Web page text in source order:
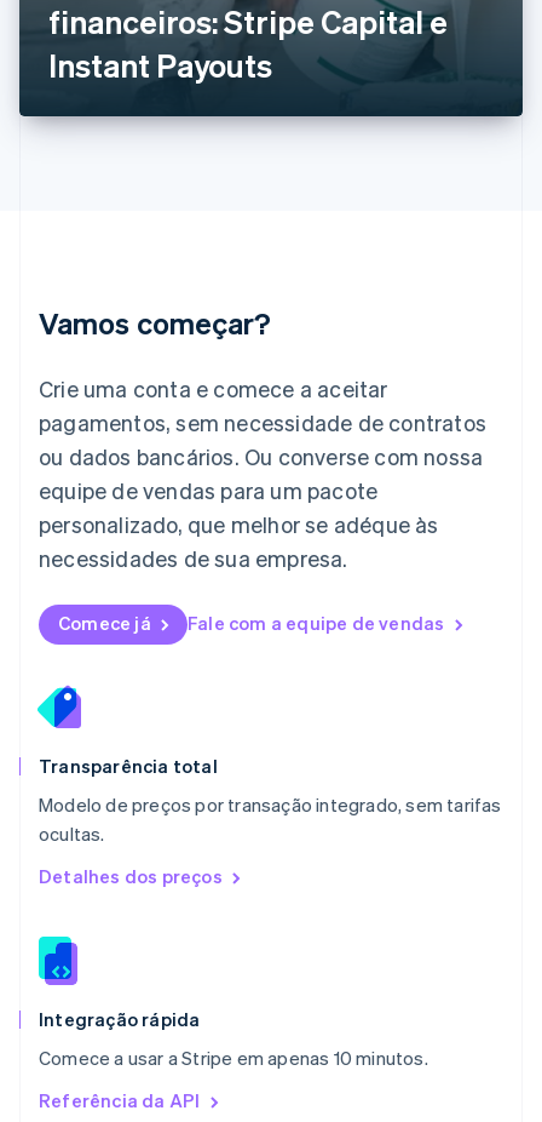
financeiros: Stripe Capital e
Instant Payouts
Vamos começar?
Crie uma conta e comece a aceitar
pagamentos, sem necessidade de contratos
ou dados bancários. Ou converse com nossa
equipe de vendas para um pacote
personalizado, que melhor se adéque às
necessidades de sua empresa.
Comece já Fale com a equipe de vendas
Transparência total
Modelo de preços por transação integrado, sem tarifas
ocultas.
Detalhes dos preços
Integração rápida
Comece a usar a Stripe em apenas 10 minutos.
Referência da API
English
Grécia
English
English
日本語English
Liechtenstein
DeutschEnglish
Lituânia
English
Luxemburgo
FrançaisDeutsch English
English简体中文
English
México
Noruega
English
English
NederlandsEnglish
Polônia
English
RAE de Hong Kong, China
Reino Unido
English
English
English